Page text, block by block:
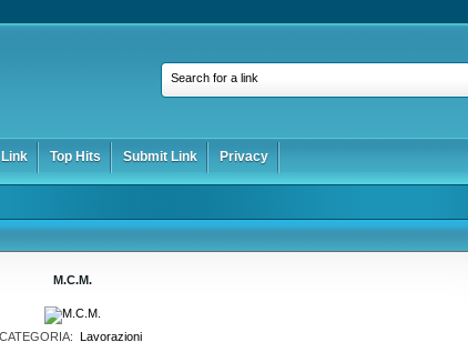
Search for a link
Top Hits Submit Link Privacy
M.C.M.
CATEGORIA: Lavorazioni